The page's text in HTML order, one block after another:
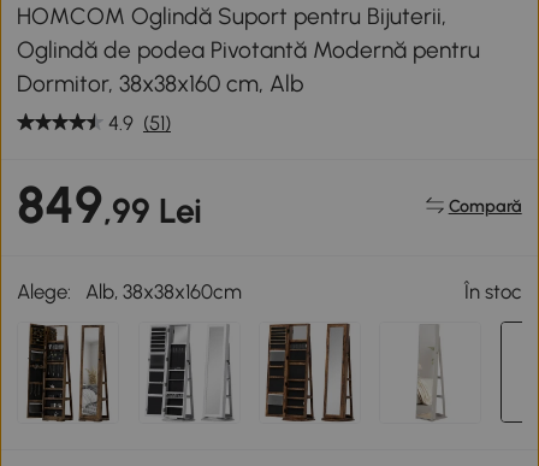
HOMCOM Oglindă Suport pentru Bijuterii,
Oglindă de podea Pivotantă Modernă pentru
Dormitor, 38x38x160 cm, Alb
4.9 (51)
849,99 Lei Compară
Alege: Alb, 38x38x160cm În stoc